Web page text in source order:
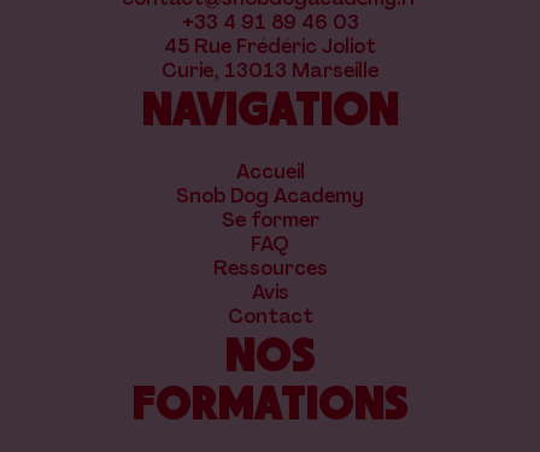
+33 4 91 89 46 03
45 Rue Frédéric Joliot
Curie, 13013 Marseille
NAVIGATION
Accueil
Snob Dog Academy
Se former
FAQ
Ressources
Avis
Contact
NOS
FORMATIONS